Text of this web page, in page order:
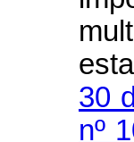
30
nº